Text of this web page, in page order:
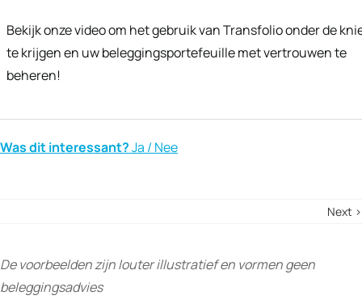
Bekijk onze video om het gebruik van Transfolio onder de
te krijgen en uw beleggingsportefeuille met vertrouwen te
beheren!
Was dit interessant?Ja / Nee
Next ›
De voorbeelden zijn louter illustratief en vormen geen
beleggingsadvies